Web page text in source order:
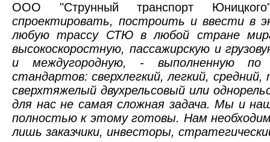
ООО "Струнный транспорт
спроектировать, построить и ввести в
любую трассу СТЮ в любой стране
высокоскоростную, пассажирскую и
и междугородную, - выполненную
стандартов: сверхлегкий, легкий,
сверхтяжелый двухрельсовый или
для нас не самая сложная задача. Мы и
полностью к этому готовы. Нам
лишь заказчики, инвесторы,